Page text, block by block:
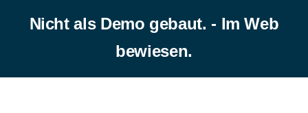
Nicht als Demo gebaut. - Im Web
bewiesen.